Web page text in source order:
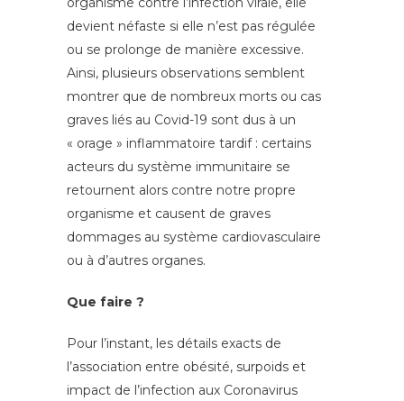
devient néfaste si elle n’est pas régulée
ou se prolonge de manière excessive.
Ainsi, plusieurs observations semblent
montrer que de nombreux morts ou cas
graves liés au Covid-19 sont dus à un
« orage » inflammatoire tardif : certains
acteurs du système immunitaire se
retournent alors contre notre propre
organisme et causent de graves
dommages au système cardiovasculaire
ou à d’autres organes.
Que faire ?
Pour l’instant, les détails exacts de
l’association entre obésité, surpoids et
impact de l’infection aux Coronavirus